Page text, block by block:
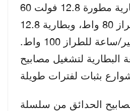
60 واط، وبطارية مطورة 12.8 فولت 60
أمبير/ساعة للطراز 80 واط، وبطارية 12.8
فولت 80 أمبير/ساعة للطراز 100 واط.
البطارية لتشغيل مصابيح
الحدائق من سلسلة